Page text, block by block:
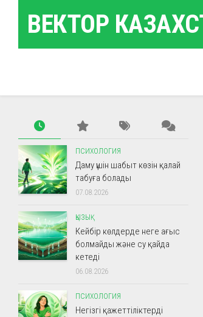
contentВЕКТОР
ПСИХОЛОГИЯ
Даму үшін шабыт көзін қалай
табуға болады
07.08.2026
ҚЫЗЫҚ
Кейбір көлдерде неге ағыс
болмайды және су қайда
кетеді
06.08.2026
ПСИХОЛОГИЯ
Негізгі қажеттіліктерді